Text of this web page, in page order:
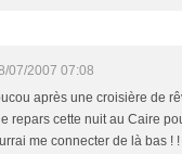
07/2007 07:08
après une croisière de
repars cette nuit au Caire
me connecter de là bas !